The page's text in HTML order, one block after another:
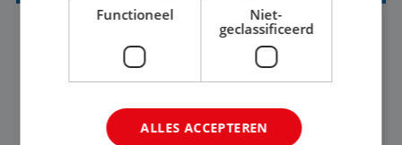
own TUI's global social strategy across organic,
Functioneel
Niet-
geclassificeerd
ALLES ACCEPTEREN